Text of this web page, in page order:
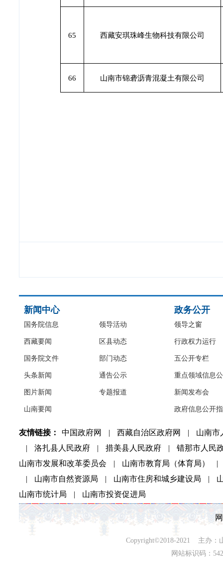
65 西藏安琪珠峰生物科技有限公司
66 山南市锦砻沥青混凝土有限公司
新闻中心
国务院信息
西藏要闻
国务院文件
头条新闻
图片新闻
山南要闻
领导活动
区县动态
部门动态
通告公示
专题报道
政务公开
领导之窗
行政权力运行
五公开专栏
重点领域信息
新闻发布会
政府信息公开
友情链接： 中国政府网 | 西藏自治区政府网 |
山南市
|
洛扎县人民政府 | 措美县人民政府 |
错那市人民
山南市发展和改革委员会
| 山南市教育局（体育局）
|
|
山南市自然资源局 | 山南市住房和城乡建设局 |
山南市统计局
| 山南市投资促进局
Copyright©2018-2021 主办：
网站标识码：